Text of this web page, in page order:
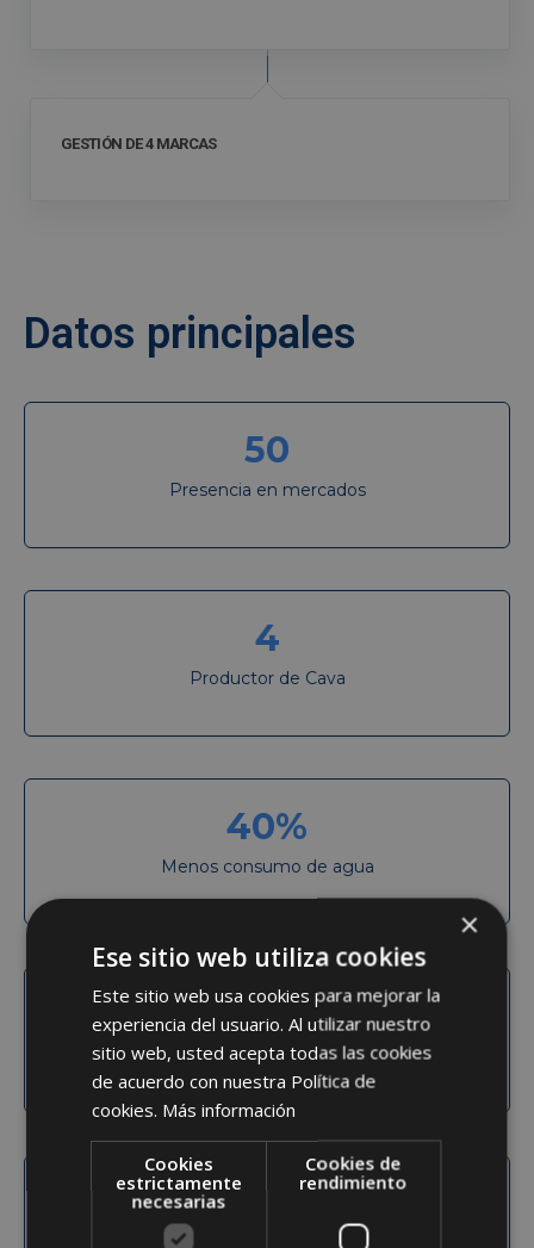
GESTIÓN DE 4 MARCAS
Datos principales
50
Presencia en mercados
4
Productor de Cava
40%
Menos consumo de agua
2
Mejor bodega Vinari Awards
14 M
De botellas de cava producidas en 2021
×
Ese sitio web utiliza cookies
Este sitio web usa cookies para mejorar la
experiencia del usuario. Al utilizar nuestro
sitio web, usted acepta todas las cookies
de acuerdo con nuestra Política de
cookies. Más información
Cookies
estrictamente
necesarias
Cookies de
rendimiento